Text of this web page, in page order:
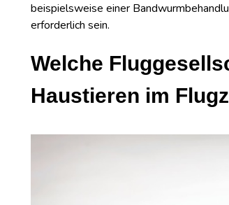
beispielsweise einer
erforderlich sein.
Welche
Haustieren im